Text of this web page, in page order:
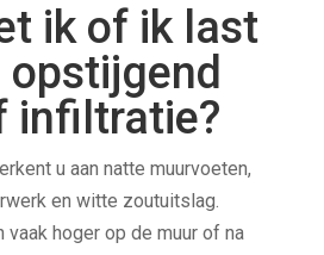
ik of ik last
opstijgend
infiltratie?
u aan natte muurvoeten,
en witte zoutuitslag.
vaak hoger op de muur of na